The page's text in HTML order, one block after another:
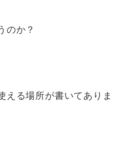
のか？
える場所が書いてありま